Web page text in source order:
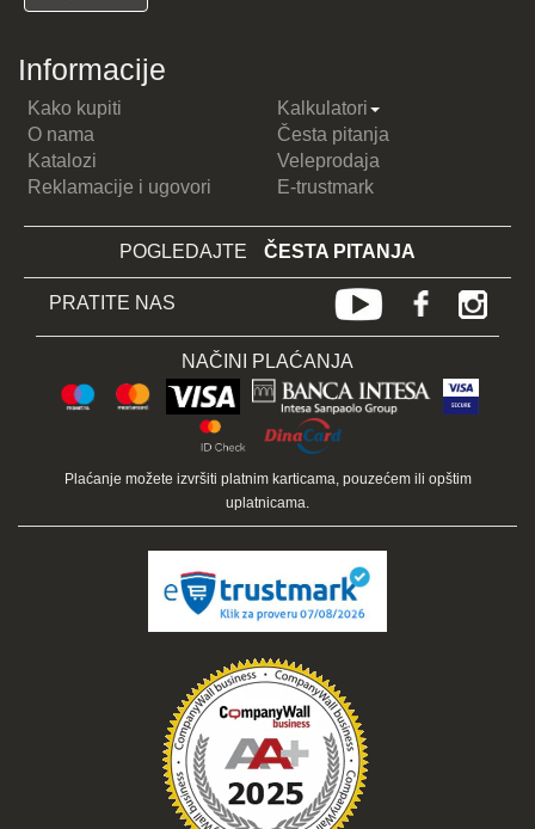
Informacije
Kako kupiti
Kalkulatori
O nama
Česta pitanja
Katalozi
Veleprodaja
Reklamacije i ugovori
E-trustmark
POGLEDAJTE ČESTA PITANJA
PRATITE NAS
NAČINI PLAĆANJA
Plaćanje možete izvršiti platnim karticama, pouzećem ili opštim
uplatnicama.